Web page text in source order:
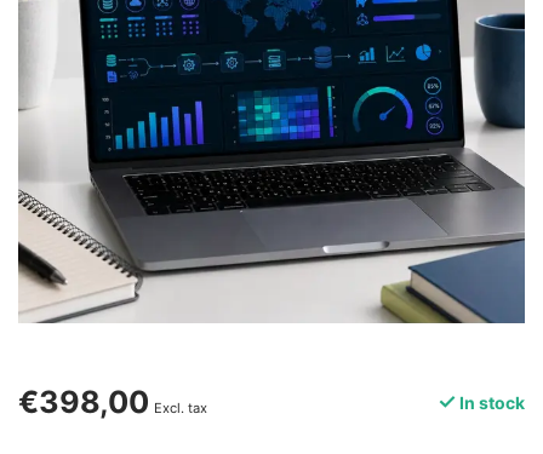
€398,00 Excl. tax In stock